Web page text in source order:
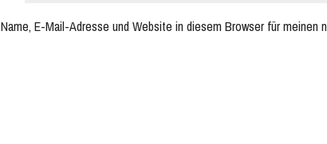
Name, E-Mail-Adresse und Website in diesem Browser für meinen